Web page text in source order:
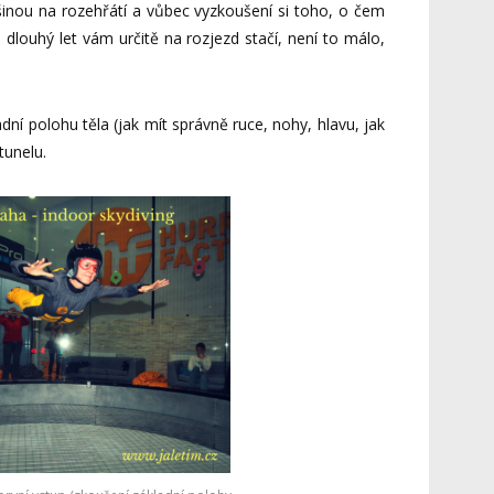
na rozehřátí a vůbec vyzkoušení si toho, o čem
let vám určitě na rozjezd stačí, není to málo,
polohu těla (jak mít správně ruce, nohy, hlavu, jak